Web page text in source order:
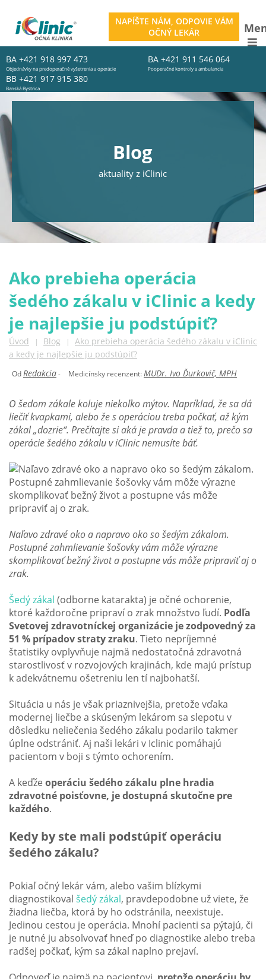
NAPÍŠTE NÁM, ODPOVIE VÁM
OČNÝ LEKÁR
BA +421 918 997 473
Objednávky na predoperačné vyšetrenia a operácie
BA +421 911 546 064
Pooperačné kontroly a ambulancia
BB +421 917 915 380
Banská Bystrica
Blog
aktuality z iClinic
Ako prebieha operácia
šedého zákalu v iClinic a kedy
je najlepšie ju podstúpiť?
Úvod | Blog |
Ako prebieha operácia šedého zákalu v iClinic
a kedy je najlepšie ju podstúpiť?
OdRedakcia- Medicínsky recenzent:MUDr. Ivo Ďurkovič, MPH
O šedom zákale koluje niekoľko mýtov. Napríklad, že sa dá
liečiť kvapkami, alebo že s operáciou treba počkať, až kým
zákal „dozrie“. Prečítajte si aká je pravda a tiež to, prečo sa
operácie šedého zákalu v iClinic nemusíte báť.
Naľavo zdravé oko a napravo oko so šedým zákalom.
Postupné zahmlievanie šošovky vám môže výrazne
skomplikovať bežný život a postupne vás môže pripraviť aj o
zrak.
Šedý zákal (odborne katarakta) je očné ochorenie,
ktoré každoročne pripraví o zrak množstvo ľudí. Podľa
Svetovej zdravotníckej organizácie je zodpovedný za
51 % prípadov straty zraku. Tieto nepríjemné
štatistiky ovplyvňuje najmä nedostatočná zdravotná
starostlivosť v rozvojových krajinách, kde majú prístup
k adekvátnemu ošetreniu len tí najbohatší.
Situácia u nás je však priaznivejšia, pretože vďaka
modernej liečbe a skúseným lekárom sa slepotu v
dôsledku neliečenia šedého zákalu podarilo takmer
úplne odstrániť. Aj naši lekári v Iclinic pomáhajú
pacientom v boji s týmto ochorením.
A keďže operáciu šedého zákalu plne hradia
zdravotné poisťovne, je dostupná skutočne pre
každého.
Kedy by ste mali podstúpiť operáciu
šedého zákalu?
Pokiaľ očný lekár vám, alebo vašim blízkymi
diagnostikoval šedý zákal, pravdepodobne už viete, že
žiadna liečba, ktorá by ho odstránila, neexistuje.
Jedinou cestou je operácia. Mnohí pacienti sa pýtajú, či
je nutné ju absolvovať hneď po diagnostike alebo treba
radšej počkať, kým sa zákal naplno prejaví.